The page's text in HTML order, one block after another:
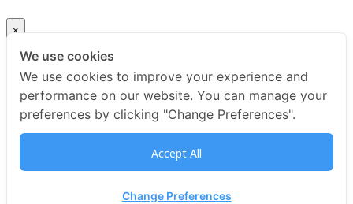
×
Your ticket for the: Certificate Data Science and Data
Analytics Ecosystems
Title
Certificate Data Science and Data Analytics Ecosystems
We use cookies
We use cookies to improve your experience and
performance on our website. You can manage your
preferences by clicking "Change Preferences".
Accept All
Change Preferences